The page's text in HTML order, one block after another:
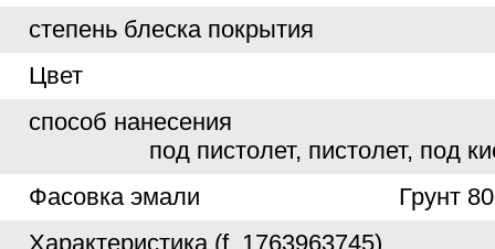
степень блеска покрытия
Цвет
способ нанесения
под пистолет, пистолет, под
Фасовка эмали
Грунт
Характеристика (f_1763963745)